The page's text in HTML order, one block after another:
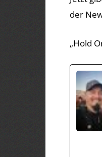
der
„Hold